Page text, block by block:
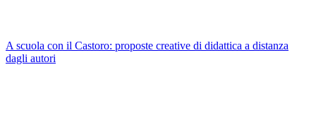
A scuola con il Castoro: proposte creative di didattica a distanza
dagli autori